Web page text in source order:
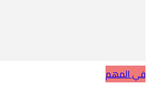
في المهم